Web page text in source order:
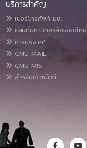
บริการสำคัญ
เบอร์โทรศัพท์ มช.
แผนที่มหาวิทยาลัยเชียงใหม่
การบริจาค*
CMU MAIL
CMU MIS
สำหรับเจ้าหน้าที่